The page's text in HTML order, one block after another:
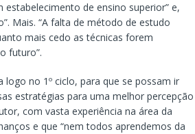
de ensino superior” e,
Mais. “A falta de método de estudo
mais cedo as técnicas forem
futuro”.
logo no 1º ciclo, para que se possam ir
estratégias para uma melhor percepção
com vasta experiência na área da
e que “nem todos aprendemos da